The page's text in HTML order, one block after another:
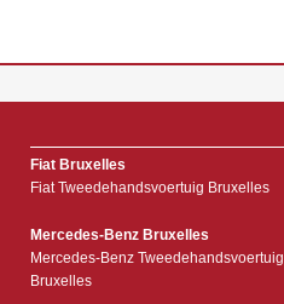
Fiat Bruxelles
Fiat Tweedehandsvoertuig Bruxelles
Mercedes-Benz Bruxelles
Mercedes-Benz Tweedehandsvoertuig
Bruxelles